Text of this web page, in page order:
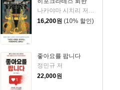
나카야마 시치리 저/민경욱 역
16,200원 (10% 할인)
좋아요를 팝니다
정민규 저
22,000원